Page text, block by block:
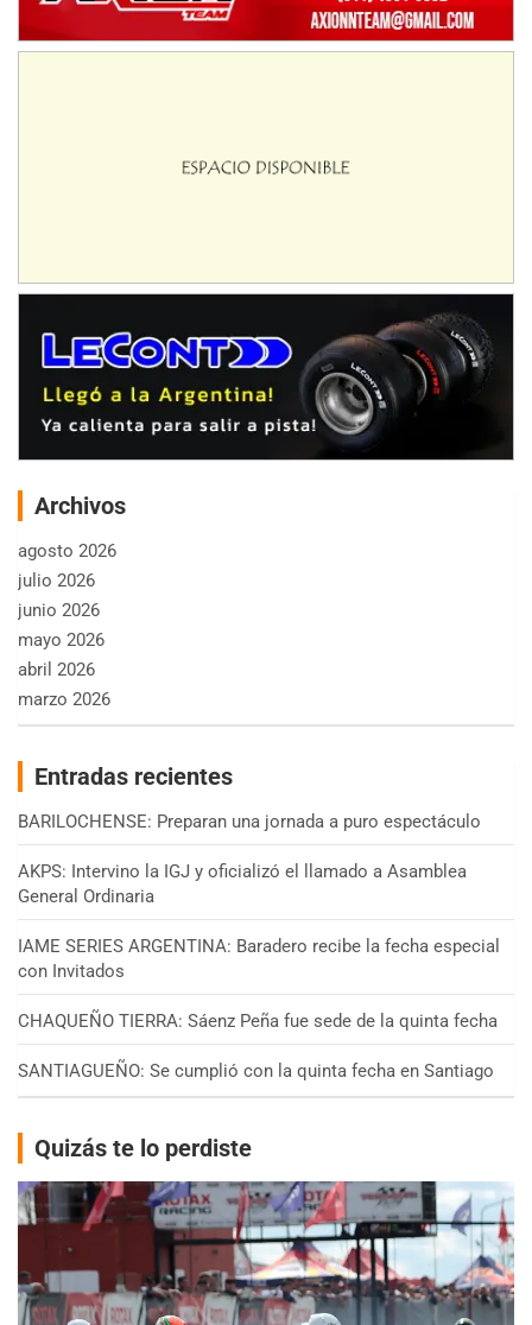
Archivos
agosto 2026
julio 2026
junio 2026
mayo 2026
abril 2026
marzo 2026
Entradas recientes
BARILOCHENSE: Preparan una jornada a puro espectáculo
AKPS: Intervino la IGJ y oficializó el llamado a Asamblea
General Ordinaria
IAME SERIES ARGENTINA: Baradero recibe la fecha especial
con Invitados
CHAQUEÑO TIERRA: Sáenz Peña fue sede de la quinta fecha
SANTIAGUEÑO: Se cumplió con la quinta fecha en Santiago
Quizás te lo perdiste